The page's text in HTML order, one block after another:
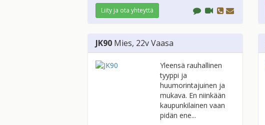
Liity ja ota yhteyttä
JK90 Mies, 22vVaasa
Yleensä rauhallinen
tyyppi ja
huumorintajuinen ja
mukava. En niinkään
kaupunkilainen vaan
pidän ene...